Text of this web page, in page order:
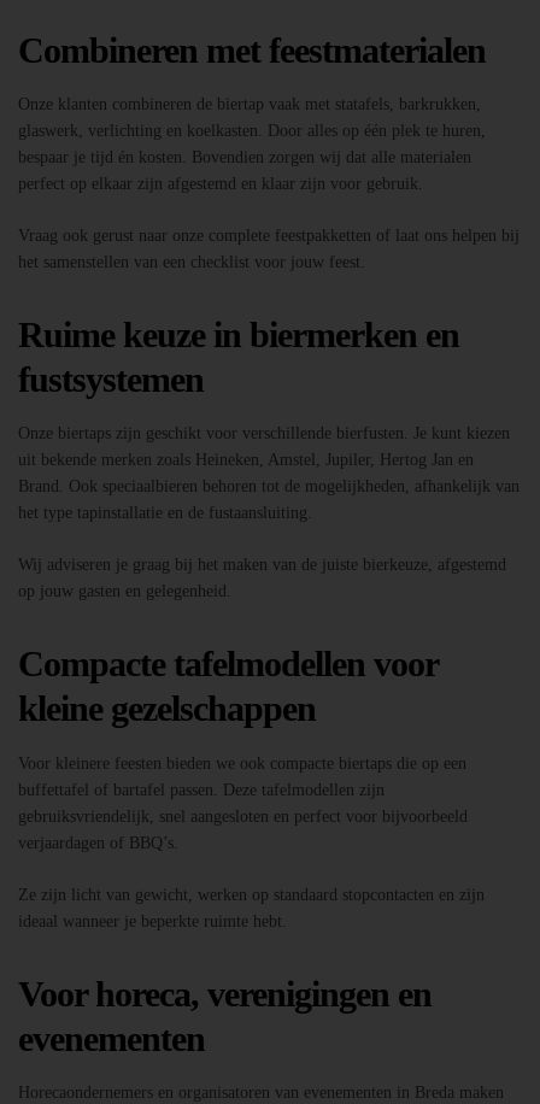
Combineren met feestmaterialen
Onze klanten combineren de biertap vaak met statafels, barkrukken,
glaswerk, verlichting en koelkasten. Door alles op één plek te huren,
bespaar je tijd én kosten. Bovendien zorgen wij dat alle materialen
perfect op elkaar zijn afgestemd en klaar zijn voor gebruik.
Vraag ook gerust naar onze complete feestpakketten of laat ons helpen bij
het samenstellen van een checklist voor jouw feest.
Ruime keuze in biermerken en
fustsystemen
Onze biertaps zijn geschikt voor verschillende bierfusten. Je kunt kiezen
uit bekende merken zoals Heineken, Amstel, Jupiler, Hertog Jan en
Brand. Ook speciaalbieren behoren tot de mogelijkheden, afhankelijk van
het type tapinstallatie en de fustaansluiting.
Wij adviseren je graag bij het maken van de juiste bierkeuze, afgestemd
op jouw gasten en gelegenheid.
Compacte tafelmodellen voor
kleine gezelschappen
Voor kleinere feesten bieden we ook compacte biertaps die op een
buffettafel of bartafel passen. Deze tafelmodellen zijn
gebruiksvriendelijk, snel aangesloten en perfect voor bijvoorbeeld
verjaardagen of BBQ’s.
Ze zijn licht van gewicht, werken op standaard stopcontacten en zijn
ideaal wanneer je beperkte ruimte hebt.
Voor horeca, verenigingen en
evenementen
Horecaondernemers en organisatoren van evenementen in Breda maken